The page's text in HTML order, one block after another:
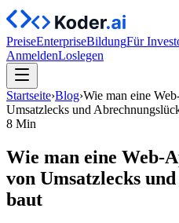
PreiseEnterpriseBildungFür
AnmeldenLoslegen
Startseite›Blog›Wie man eine
Umsatzlecks und
8 Min
Wie man eine
von Umsatzlecks
baut